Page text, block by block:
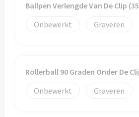
Ballpen Verlengde Van De Clip
Onbewerkt
Graveren
Rollerball 90 Graden Onder De
Onbewerkt
Graveren